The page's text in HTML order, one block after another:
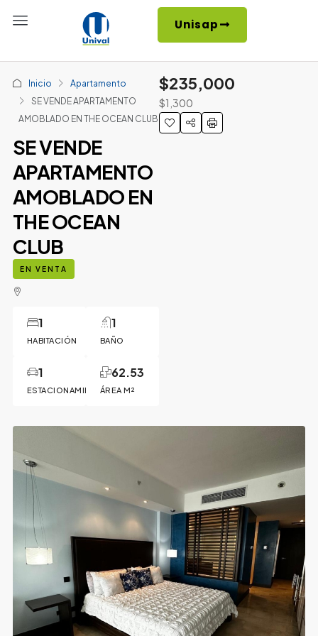
Unisap
Inicio
Apartamento
SE VENDE APARTAMENTO
AMOBLADO EN THE OCEAN CLUB
SE VENDE
APARTAMENTO
AMOBLADO EN
THE OCEAN
CLUB
EN VENTA
HABITACIÓN
1
BAÑO
1
ESTACIONAMIENTO
1
ÁREA M²
62.53
$235,000
$1,300